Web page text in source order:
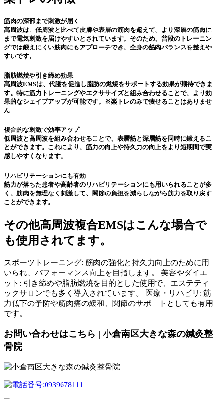
筋肉の深部まで刺激が届く
高周波は、低周波と比べて皮膚や表層の筋肉を超えて、より深層の筋肉に
まで電気刺激を届けやすいとされています。そのため、普段のトレーニン
グでは鍛えにくい筋肉にもアプローチでき、全身の筋肉バランスを整えや
すいです。
脂肪燃焼や引き締め効果
高周波EMSは、代謝を促進し脂肪の燃焼をサポートする効果が期待できま
す。特に筋力トレーニングやエクササイズと組み合わせることで、より効
果的なシェイプアップが可能です。※楽トレのみで痩せることはありませ
ん
複合的な刺激で効率アップ
低周波と高周波を組み合わせることで、表層筋と深層筋を同時に鍛えるこ
とができます。これにより、筋力の向上や持久力の向上をより短期間で実
感しやすくなります。
リハビリテーションにも有効
筋力が落ちた患者や高齢者のリハビリテーションにも用いられることが多
く、筋肉を無理なく刺激して、関節の負担を減らしながら筋力を取り戻す
ことができます。
その他高周波複合EMSはこんな場合で
も使用されてます。
スポーツトレーニング: 筋肉の強化と持久力向上のために用
いられ、パフォーマンス向上を目指します。 美容やダイエ
ット: 引き締めや脂肪燃焼を目的とした使用で、エステティ
ックサロンでも多く導入されています。 医療・リハビリ: 筋
力低下の予防や筋肉痛の緩和、関節のサポートとしても有用
です。
お問い合わせはこちら | 小倉南区大きな森の鍼灸整
骨院